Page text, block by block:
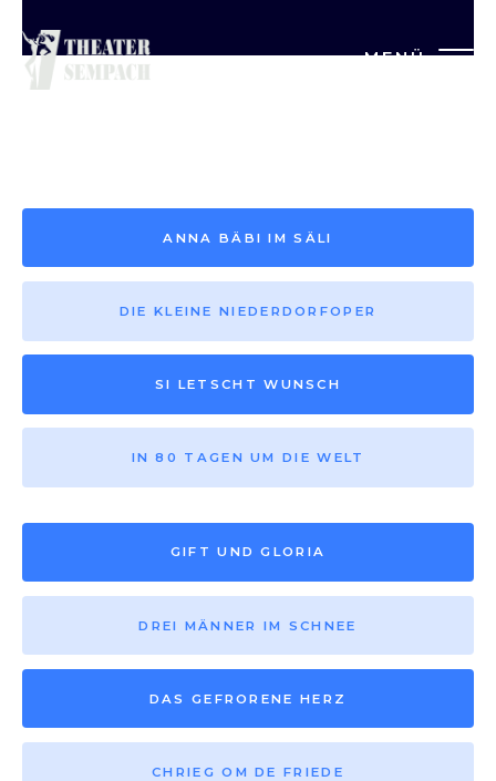
MENÜ
Saison vor 2013
ANNA BÄBI IM SÄLI
DIE KLEINE NIEDERDORFOPER
SI LETSCHT WUNSCH
IN 80 TAGEN UM DIE WELT
GIFT UND GLORIA
DREI MÄNNER IM SCHNEE
DAS GEFRORENE HERZ
CHRIEG OM DE FRIEDE